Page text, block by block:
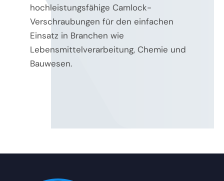
hochleistungsfähige Camlock-
Verschraubungen für den einfachen
Einsatz in Branchen wie
Lebensmittelverarbeitung, Chemie und
Bauwesen.